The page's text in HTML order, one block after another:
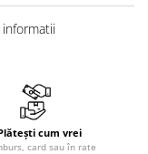
cum vrei
card sau în rate